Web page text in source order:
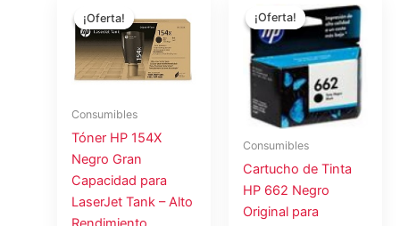
¡Oferta!
¡Oferta!
Consumibles
Tóner HP 154X
Negro Gran
Capacidad para
LaserJet Tank – Alto
precio
original
era:
$30.46.
actual
es:
$27.07.
¡Oferta!
¡Oferta!
Consumibles
Cartucho de Tinta
HP 662 Negro
Original para
precio
original
era:
$19.94.
precio
actual
es:
$17.73.